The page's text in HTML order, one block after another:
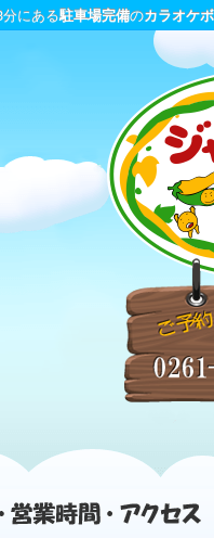
にある駐車場完備のカラオケ